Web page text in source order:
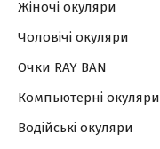
Жіночі окуляри
Чоловічі окуляри
Очки RAY BAN
Компьютерні окуляри
Водійські окуляри